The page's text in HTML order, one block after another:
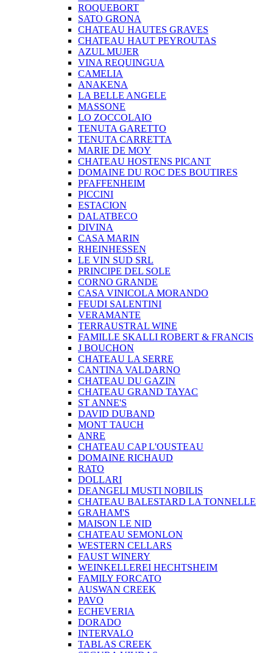
ROQUEBORT
SATO GRONA
CHATEAU HAUTES GRAVES
CHATEAU HAUT PEYROUTAS
AZUL MUJER
VINA REQUINGUA
CAMELIA
ANAKENA
LA BELLE ANGELE
MASSONE
LO ZOCCOLAIO
TENUTA GARETTO
TENUTA CARRETTA
MARIE DE MOY
CHATEAU HOSTENS PICANT
DOMAINE DU ROC DES BOUTIRES
PFAFFENHEIM
PICCINI
ESTACION
DALATBECO
DIVINA
CASA MARIN
RHEINHESSEN
LE VIN SUD SRL
PRINCIPE DEL SOLE
CORNO GRANDE
CASA VINICOLA MORANDO
FEUDI SALENTINI
VERAMANTE
TERRAUSTRAL WINE
FAMILLE SKALLI ROBERT & FRANCIS
J BOUCHON
CHATEAU LA SERRE
CANTINA VALDARNO
CHATEAU DU GAZIN
CHATEAU GRAND TAYAC
ST ANNE'S
DAVID DUBAND
MONT TAUCH
ANRE
CHATEAU CAP L'OUSTEAU
DOMAINE RICHAUD
RATO
DOLLARI
DEANGELI MUSTI NOBILIS
CHATEAU BALESTARD LA TONNELLE
GRAHAM'S
MAISON LE NID
CHATEAU SEMONLON
WESTERN CELLARS
FAUST WINERY
WEINKELLEREI HECHTSHEIM
FAMILY FORCATO
AUSWAN CREEK
PAVO
ECHEVERIA
DORADO
INTERVALO
TABLAS CREEK